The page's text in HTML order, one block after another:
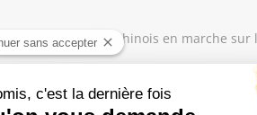
des Chinois en marche